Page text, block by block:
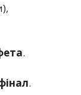
.
.